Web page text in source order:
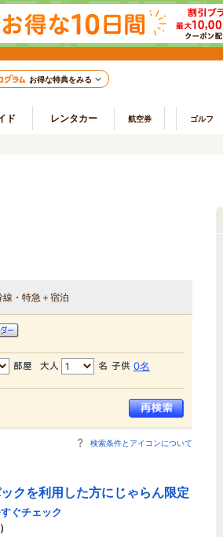
お得な特典をみる
ド レンタカー 航空券 ゴルフ
線・特急＋宿泊
0名
検索条件とアイコンについて
クを利用した方にじゃらん限定
ぐチェック